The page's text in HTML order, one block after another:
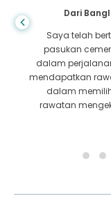
Dari
Saya telah
pasukan
dalam
mendapatkan
dalam
rawatan